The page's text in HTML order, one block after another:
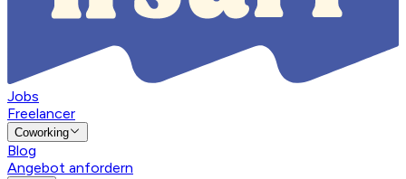
Jobs
Freelancer
Coworking
Blog
Angebot anfordern